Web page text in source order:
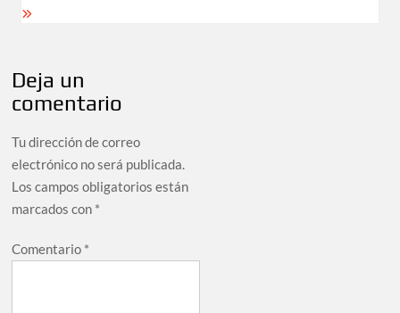
Deja un
comentario
Tu dirección de correo
electrónico no será publicada.
Los campos obligatorios están
marcados con *
Comentario *